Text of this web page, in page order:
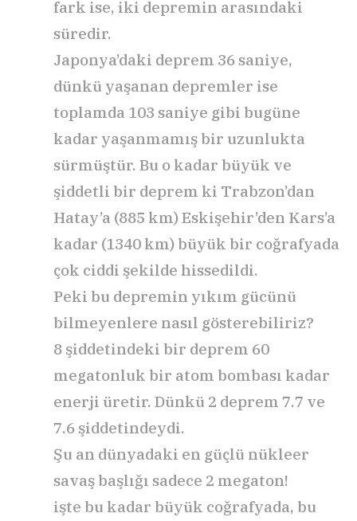
fark ise, iki depremin arasındaki
süredir.
Japonya’daki deprem 36 saniye,
dünkü yaşanan depremler ise
toplamda 103 saniye gibi bugüne
kadar yaşanmamış bir uzunlukta
sürmüştür. Bu o kadar büyük ve
şiddetli bir deprem ki Trabzon’dan
Hatay’a (885 km) Eskişehir’den Kars’a
kadar (1340 km) büyük bir coğrafyada
çok ciddi şekilde hissedildi.
Peki bu depremin yıkım gücünü
bilmeyenlere nasıl gösterebiliriz?
8 şiddetindeki bir deprem 60
megatonluk bir atom bombası kadar
enerji üretir. Dünkü 2 deprem 7.7 ve
7.6 şiddetindeydi.
Şu an dünyadaki en güçlü nükleer
savaş başlığı sadece 2 megaton!
işte bu kadar büyük coğrafyada, bu